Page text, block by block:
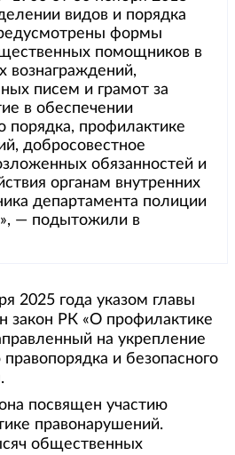
видов и порядка
формы
помощников в
вознаграждений,
писем и грамот за
в обеспечении
порядка, профилактике
добросовестное
обязанностей и
органам внутренних
департамента полиции
— подытожили в
2025 года указом главы
закон РК «О профилактике
на укрепление
и безопасного
посвящен участию
правонарушений.
общественных